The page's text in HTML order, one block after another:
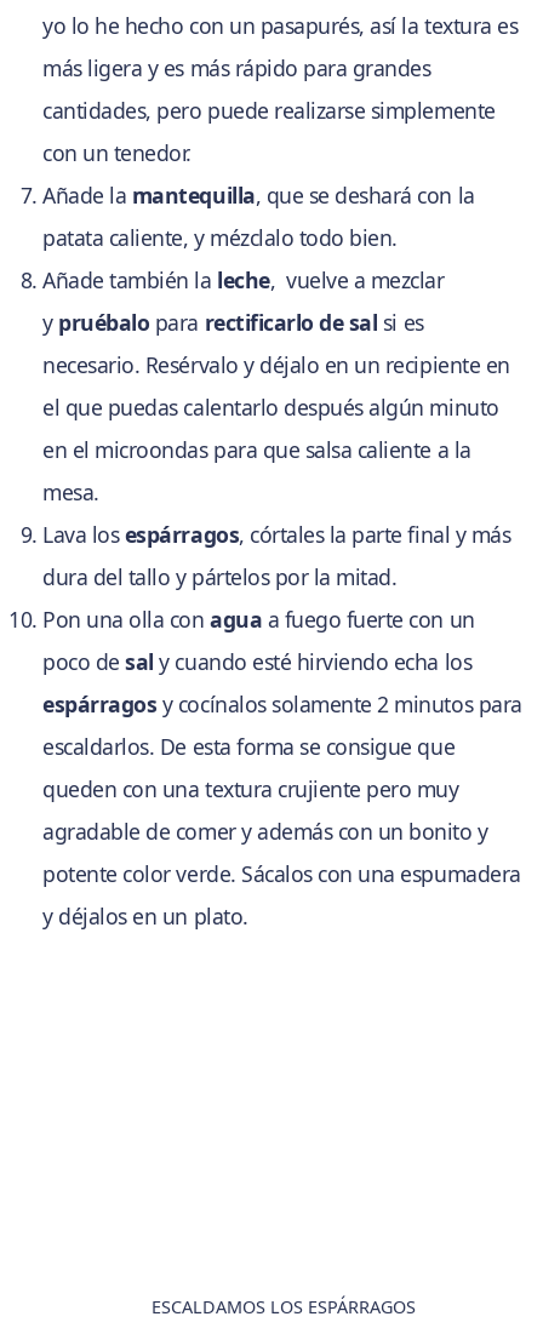
yo lo he hecho con un pasapurés, así la textura es
más ligera y es más rápido para grandes
cantidades, pero puede realizarse simplemente
con un tenedor.
Añade la mantequilla, que se deshará con la
patata caliente, y mézclalo todo bien.
Añade también la leche, vuelve a mezclar
y pruébalo para rectificarlo de sal si es
necesario. Resérvalo y déjalo en un recipiente en
el que puedas calentarlo después algún minuto
en el microondas para que salsa caliente a la
mesa.
Lava losespárragos, córtales la parte final y más
dura del tallo y pártelos por la mitad.
Pon una olla conagua a fuego fuerte con un
poco desal y cuando esté hirviendo echa los
espárragos y cocínalos solamente 2 minutos para
escaldarlos. De esta forma se consigue que
queden con una textura crujiente pero muy
agradable de comer y además con un bonito y
potente color verde. Sácalos con una espumadera
y déjalos en un plato.
ESCALDAMOS LOS ESPÁRRAGOS